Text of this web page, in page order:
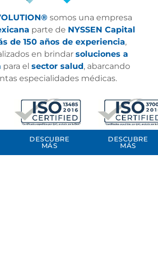
somos una empresa
parte de NYSSEN Capital
de 150 años de experiencia,
en brindar soluciones a
para elsector salud, abarcando
especialidades médicas.
DESCUBRE
MÁS
DESCUBRE
MÁS